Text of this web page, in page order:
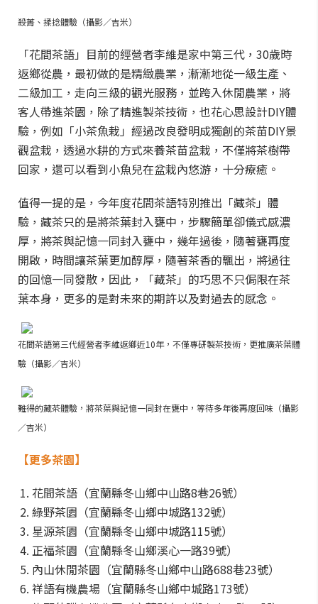
殺菁、揉捻體驗（攝影／吉米）
「花間茶語」目前的經營者李維是家中第三代，30歲時
返鄉從農，最初做的是精緻農業，漸漸地從一級生產、
二級加工，走向三級的觀光服務，並跨入休閒農業，將
客人帶進茶園，除了精進製茶技術，也花心思設計DIY體
驗，例如「小茶魚栽」經過改良發明成獨創的茶苗DIY景
觀盆栽，透過水耕的方式來養茶苗盆栽，不僅將茶樹帶
回家，還可以看到小魚兒在盆栽內悠游，十分療癒。
值得一提的是，今年度花間茶語特別推出「藏茶」體
驗，藏茶只的是將茶葉封入甕中，步驟簡單卻儀式感濃
厚，將茶與記憶一同封入甕中，幾年過後，隨著甕再度
開啟，時間讓茶葉更加醇厚，隨著茶香的飄出，將過往
的回憶一同發散，因此，「藏茶」的巧思不只侷限在茶
葉本身，更多的是對未來的期許以及對過去的感念。
花間茶語第三代經營者李維返鄉近10年，不僅專研製茶技術，更推廣茶葉體
驗（攝影／吉米）
難得的藏茶體驗，將茶葉與記憶一同封在甕中，等待多年後再度回味（攝影
／吉米）
【更多茶園】
花間茶語（宜蘭縣冬山鄉中山路8巷26號）
綠野茶園（宜蘭縣冬山鄉中城路132號）
星源茶園（宜蘭縣冬山鄉中城路115號）
正福茶園（宜蘭縣冬山鄉溪心一路39號）
內山休閒茶園（宜蘭縣冬山鄉中山路688巷23號）
祥語有機農場（宜蘭縣冬山鄉中城路173號）